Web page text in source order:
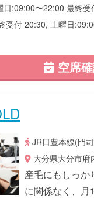
:09:00〜22:00 最終
受付 20:30, 土曜日
空席確
JR日豊本線(門
大分県大分市府
産毛にもしっか
に関係なく、